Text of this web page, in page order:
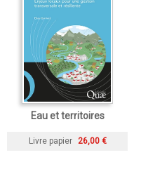
Eau et territoires
Livre papier 26,00 €